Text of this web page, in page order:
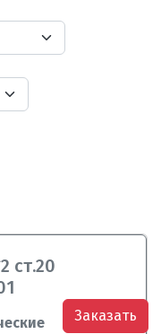
ст.20
Заказать